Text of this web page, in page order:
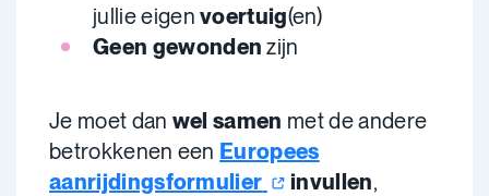
jullie eigenvoertuig(en)
Geen gewonden zijn
Je moet dan wel samen met de andere
betrokkenen een Europees
aanrijdingsformulier
invullen,